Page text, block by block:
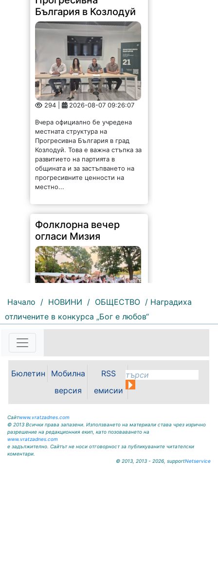
294 | 2026-08-07 09:26:07
Вчера официално бе учредена
местната структура на
Прогресивна България в град
Козлодуй. Това е важна стъпка за
общината и за застъпването на
прогресивните ценности на
местно...
Фолклорна вечер
огласи Мизия
Песни, танци, пъстри носии и
традиционни вкусове събраха
жители и гости на общината във
фолклорната вечер на Панаирни
представиха богата кулинарна
Начало / НОВИНИ / ОБЩЕСТВО / Наградиха
отличените в конкурса „Бог е любов“
Бюлетин
Мобилна
версия
RSS
емисии
Сайтwww.vratzadnes.com
© 2013 Всички права запазени. Използването на материали става чрез изрично
разрешение на редакционния екип, като позоваването на
www.vratzadnes.com
е задължително. Сайтът не носи отговорност за публикуваните читателски
коментари.
© 2013, 2013 - 2026, supportNetservice